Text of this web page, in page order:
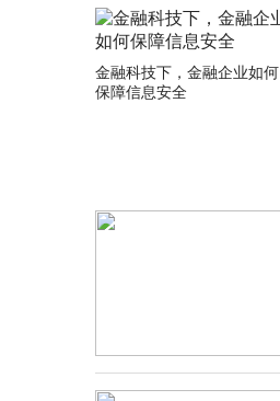
金融科技下，金融企业如何
保障信息安全